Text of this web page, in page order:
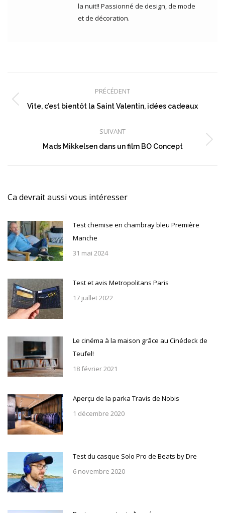
la nuit!! Passionné de design, de mode
et de décoration.
article
PRÉCÉDENT
Article
:
Vite, c’est bientôt la Saint Valentin, idées cadeaux
SUIVANT
Article
Mads Mikkelsen dans un film BO Concept
Ca devrait aussi vous intéresser
Test chemise en chambray bleu Première
Manche
31 mai 2024
Test et avis Metropolitans Paris
17 juillet 2022
Le cinéma à la maison grâce au Cinédeck de
Teufel!
18 février 2021
Aperçu de la parka Travis de Nobis
1 décembre 2020
Test du casque Solo Pro de Beats by Dre
6 novembre 2020